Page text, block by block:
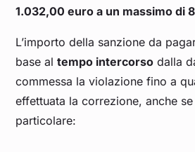
1.032,00 euro a un massimo di
L’importo della sanzione da
base altempo intercorso dalla
commessa la violazione fino a
effettuata la correzione, anche
particolare: